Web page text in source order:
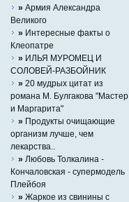
» Армия Александра
Великого
» Интересные факты о
Клеопатре
» ИЛЬЯ МУРОМЕЦ И
СОЛОВЕЙ-РАЗБОЙНИК
» 20 мудрых цитат из
романа М. Булгакова "Мастер
и Маргарита"
» Продукты очищающие
организм лучше, чем
лекарства..
» Любовь Толкалина -
Кончаловская - супермодель
Плейбоя
» Жаркое из свинины с